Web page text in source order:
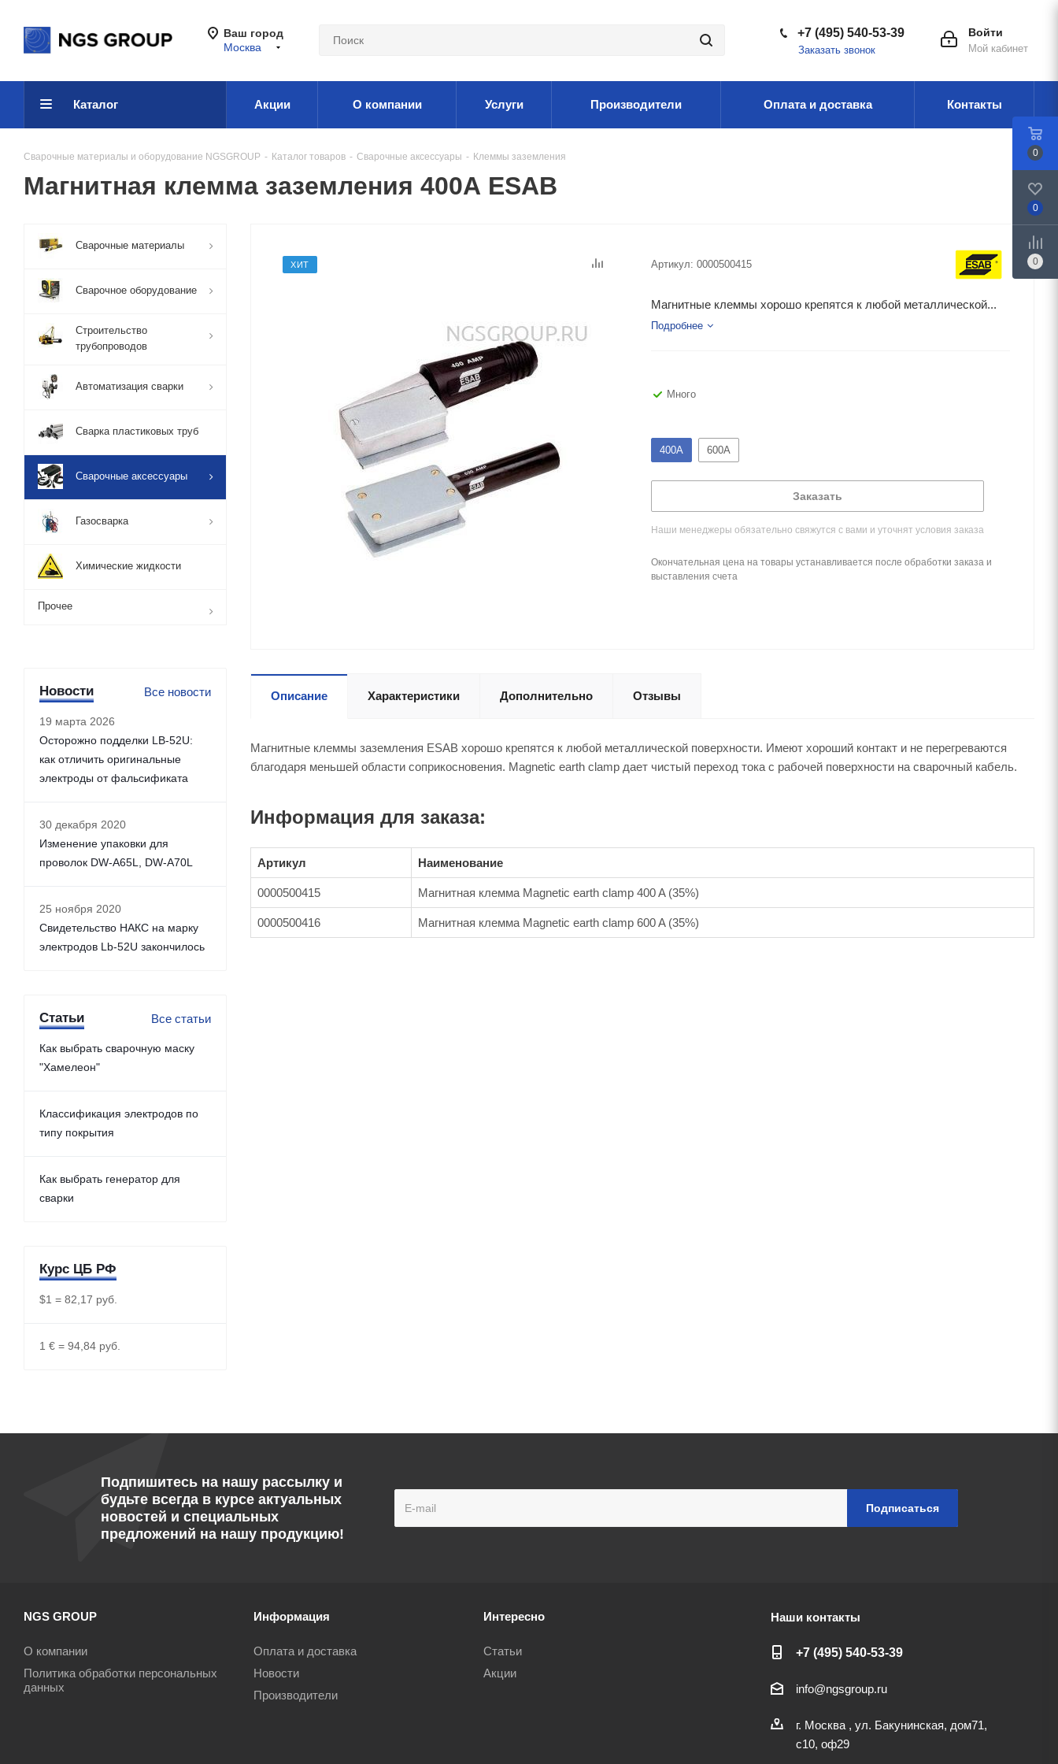
Ваш город
Москва
Войти
Мой кабинет
+7 (495) 540-53-39
Заказать звонок
Каталог Акции О компании Услуги Производители Оплата и доставка Контакты
Сварочные материалы и оборудование NGSGROUP - Каталог товаров - Сварочные аксессуары - Клеммы заземления
Магнитная клемма заземления 400А ESAB
ХИТ Артикул: 0000500415
Магнитные клеммы хорошо крепятся к любой металлической...
Подробнее
Много
400А 600А
Заказать
Наши менеджеры обязательно свяжутся с вами и уточнят условия заказа
Окончательная цена на товары устанавливается после обработки заказа и
выставления счета
Описание Характеристики Дополнительно Отзывы
Магнитные клеммы заземления ESAB хорошо крепятся к любой металлической поверхности. Имеют хороший контакт и не перегреваются
благодаря меньшей области соприкосновения. Magnetic earth clamp дает чистый переход тока с рабочей поверхности на сварочный кабель.
Информация для заказа:
Артикул Наименование
0000500415 Магнитная клемма Magnetic earth clamp 400 A (35%)
0000500416 Магнитная клемма Magnetic earth clamp 600 A (35%)
Сварочные материалы
Сварочное оборудование
Строительство
трубопроводов
Автоматизация сварки
Сварка пластиковых труб
Сварочные аксессуары
Газосварка
Химические жидкости
Прочее
Новости Все новости
19 марта 2026
Осторожно подделки LB-52U:
как отличить оригинальные
электроды от фальсификата
30 декабря 2020
Изменение упаковки для
проволок DW-A65L, DW-A70L
25 ноября 2020
Свидетельство НАКС на марку
электродов Lb-52U закончилось
Статьи Все статьи
Как выбрать сварочную маску
"Хамелеон"
Классификация электродов по
типу покрытия
Как выбрать генератор для
сварки
Курс ЦБ РФ
$1 = 82,17 руб.
1 € = 94,84 руб.
Подпишитесь на нашу рассылку и
будьте всегда в курсе актуальных
новостей и специальных
предложений на нашу продукцию!
NGS GROUP
О компании
Политика обработки персональных
данных
Информация
Оплата и доставка
Новости
Производители
Интересно
Статьи
Акции
Наши контакты
+7 (495) 540-53-39
info@ngsgroup.ru
г. Москва , ул. Бакунинская, дом71,
с10, оф29
0
0
0